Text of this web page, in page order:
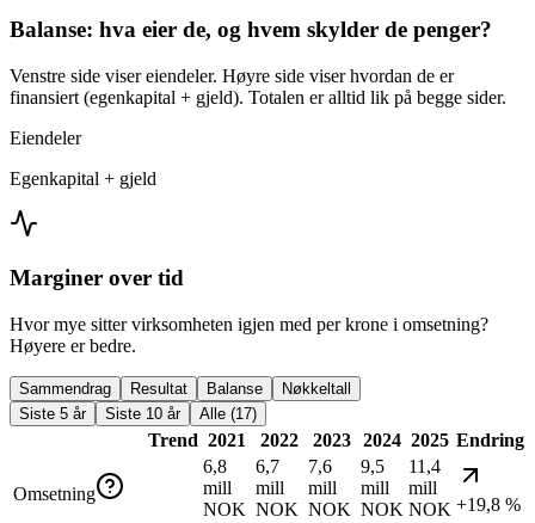
Balanse: hva eier de, og hvem skylder de penger?
Venstre side viser eiendeler. Høyre side viser hvordan de er
finansiert (egenkapital + gjeld). Totalen er alltid lik på begge sider.
Eiendeler
Egenkapital + gjeld
Marginer over tid
Hvor mye sitter virksomheten igjen med per krone i omsetning?
Høyere er bedre.
Sammendrag Resultat Balanse
Nøkkeltall
Siste 5 år
Siste 10 år Alle (17)
Trend 2021 2022 2023 2024 2025 Endring
Omsetning
6,8
mill
NOK
6,7
mill
NOK
7,6
mill
NOK
9,5
mill
NOK
11,4
mill
NOK +19,8 %